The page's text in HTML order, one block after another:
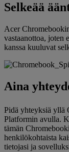
Selkeää
Acer
vastaanottoa, joten
kanssa kuuluvat
Aina
Pidä yhteyksiä yllä
Platformin avulla.
tämän
henkilökohtaista
tietojasi ja